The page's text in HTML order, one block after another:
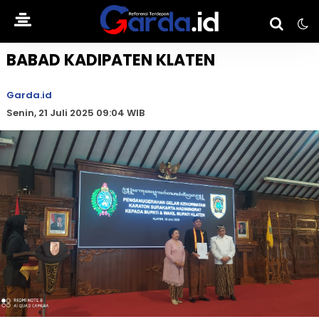
BABAD KADIPATEN KLATEN
Garda.id
Senin, 21 Juli 2025 09:04 WIB